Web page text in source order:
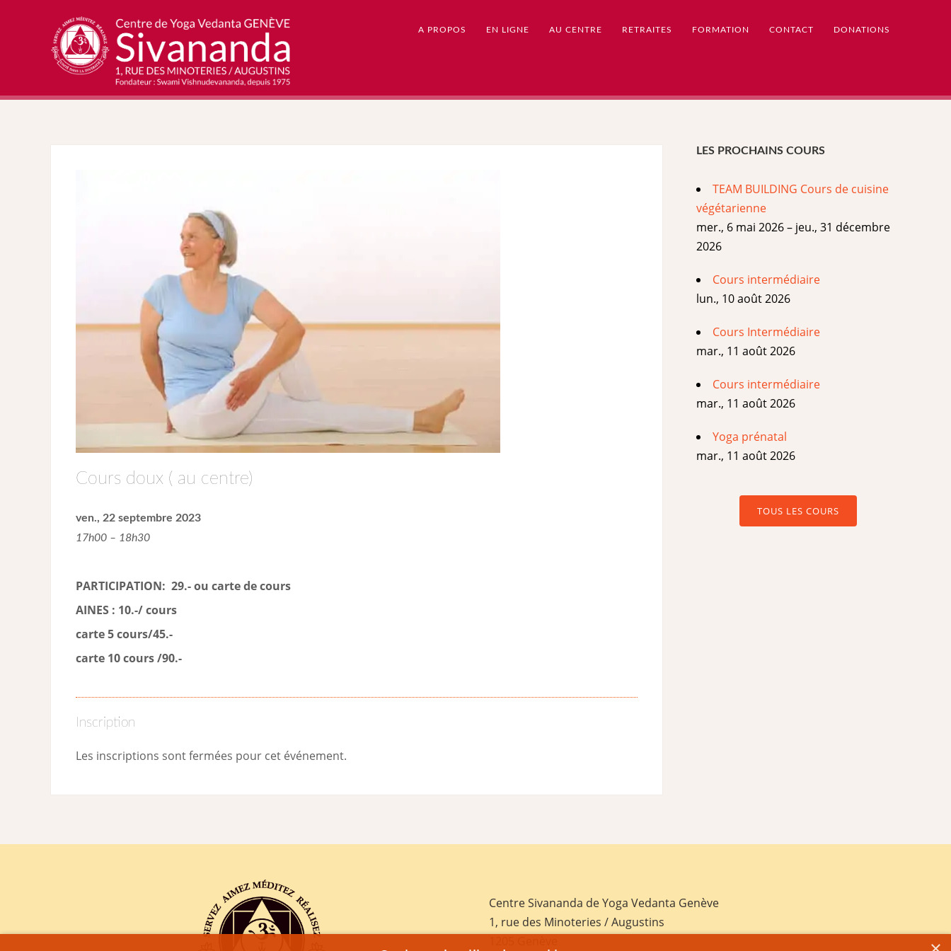
A PROPOS EN LIGNE AU CENTRE RETRAITES FORMATION CONTACT DONATIONS
Cours doux ( au centre)
ven., 22 septembre 2023
17h00 – 18h30
PARTICIPATION: 29.- ou carte de cours
AINES : 10.-/ cours
carte 5 cours/45.-
carte 10 cours /90.-
Inscription
Les inscriptions sont fermées pour cet événement.
LES PROCHAINS COURS
TEAM BUILDING Cours de cuisine
végétarienne
mer., 6 mai 2026 – jeu., 31 décembre
2026
Cours intermédiaire
lun., 10 août 2026
Cours Intermédiaire
mar., 11 août 2026
Cours intermédiaire
mar., 11 août 2026
Yoga prénatal
mar., 11 août 2026
TOUS LES COURS
Centre Sivananda de Yoga Vedanta Genève
1, rue des Minoteries / Augustins